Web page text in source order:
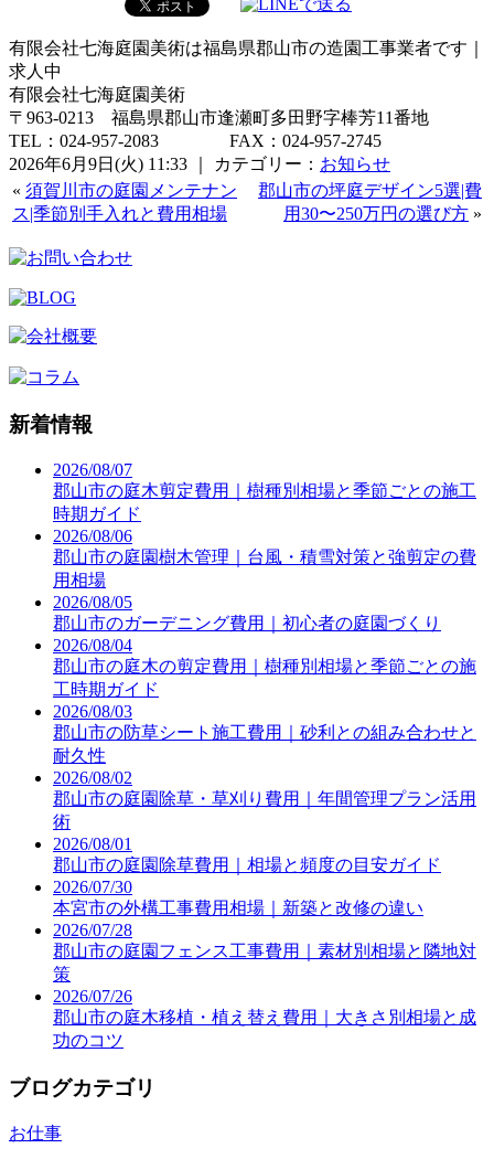
有限会社七海庭園美術は福島県郡山市の造園工事業者です｜
求人中
有限会社七海庭園美術
〒963-0213 福島県郡山市逢瀬町多田野字棒芳11番地
TEL：024-957-2083 FAX：024-957-2745
2026年6月9日(火) 11:33 ｜ カテゴリー： お知らせ
« 須賀川市の庭園メンテナン
ス|季節別手入れと費用相場
郡山市の坪庭デザイン5選|費
用30〜250万円の選び方 »
新着情報
2026/08/07
郡山市の庭木剪定費用｜樹種別相場と季節ごとの施工
時期ガイド
2026/08/06
郡山市の庭園樹木管理｜台風・積雪対策と強剪定の費
用相場
2026/08/05
郡山市のガーデニング費用｜初心者の庭園づくり
2026/08/04
郡山市の庭木の剪定費用｜樹種別相場と季節ごとの施
工時期ガイド
2026/08/03
郡山市の防草シート施工費用｜砂利との組み合わせと
耐久性
2026/08/02
郡山市の庭園除草・草刈り費用｜年間管理プラン活用
術
2026/08/01
郡山市の庭園除草費用｜相場と頻度の目安ガイド
2026/07/30
本宮市の外構工事費用相場｜新築と改修の違い
2026/07/28
郡山市の庭園フェンス工事費用｜素材別相場と隣地対
策
2026/07/26
郡山市の庭木移植・植え替え費用｜大きさ別相場と成
功のコツ
ブログカテゴリ
お仕事